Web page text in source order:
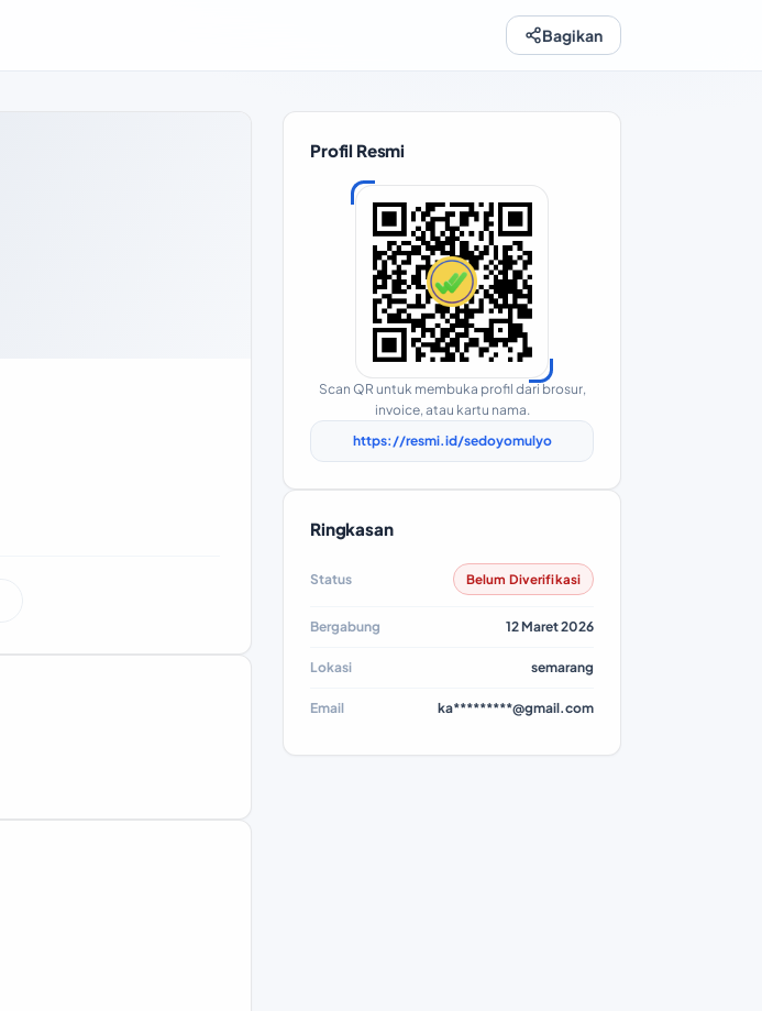
Bagikan
Profil Resmi
Scan QR untuk membuka profil dari brosur,
invoice, atau kartu nama.
https://resmi.id/sedoyomulyo
Ringkasan
Status Belum Diverifikasi
Bergabung 12 Maret 2026
Lokasi semarang
Email ka*********@gmail.com